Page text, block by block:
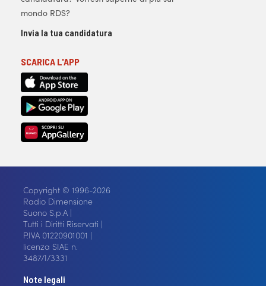
mondo RDS?
Invia la tua candidatura
SCARICA L'APP
Copyright © 1996-2026
Radio Dimensione
Suono S.p.A |
Tutti i Diritti Riservati |
P.IVA 01220901001 |
licenza SIAE n.
3487/I/3331
Note legali